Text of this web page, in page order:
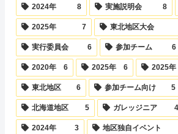
2024年 8 実施説明会 8
2025年 7 東北地区大会
実行委員会 6 参加チーム 6
2020年 6 2025年 6 2025年
東北地区 6 参加チーム向け 5
北海道地区 5 ガレッジニア 4
2024年 3 地区独自イベント